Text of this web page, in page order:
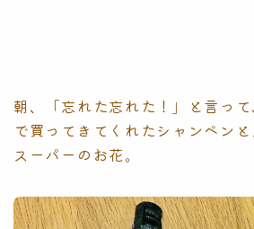
朝、「忘れた忘れた！」と言っ
で買ってきてくれたシャンペン
スーパーのお花。